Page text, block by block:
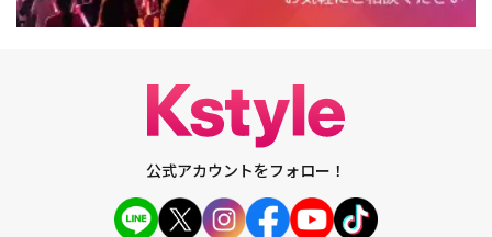
公式アカウントをフォロー！